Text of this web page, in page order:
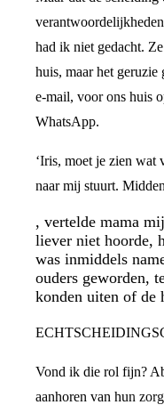
had ik niet gedacht.
huis, maar het
e-mail, voor ons huis
WhatsApp.
‘Iris, moet je zien wat
naar mij stuurt.
, vertelde mama
liever niet hoorde,
was inmiddels
ouders geworden,
konden uiten of de
Vond ik die rol fijn?
aanhoren van hun